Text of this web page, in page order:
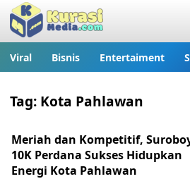
Viral Bisnis Entertaiment
Tag: Kota Pahlawan
Meriah dan Kompetitif,
10K Perdana Sukses Hidupkan
Energi Kota Pahlawan